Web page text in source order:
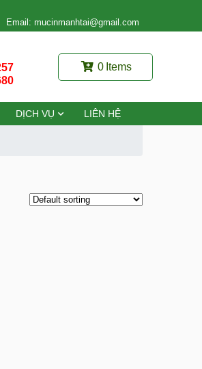
Email: mucinmanhtai@gmail.com
0 Items
DỊCH VỤ LIÊN HỆ